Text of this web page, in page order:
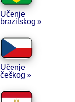
Učenje
brazilskog »
Učenje
češkog »